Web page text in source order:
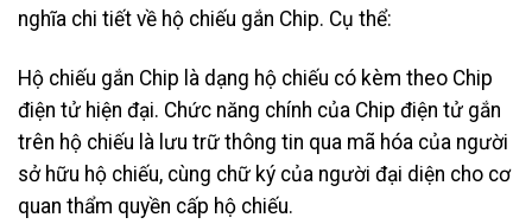
nghĩa chi tiết về hộ chiếu gắn Chip. Cụ thể:
Hộ chiếu gắn Chip là dạng hộ chiếu có kèm theo Chip
điện tử hiện đại. Chức năng chính của Chip điện tử gắn
trên hộ chiếu là lưu trữ thông tin qua mã hóa của người
sở hữu hộ chiếu, cùng chữ ký của người đại diện cho cơ
quan thẩm quyền cấp hộ chiếu.